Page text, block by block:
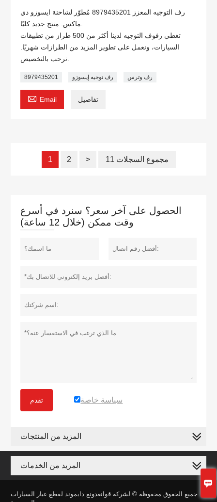

رف التوجيه المعزز 8979435201 مُطوّر لشاحنة ايسوزو دي
تغطي رفوف التوجيه لدينا أكثر من 500 طراز من تطبيقات
السيارات، ونعمل على تطوير المزيد من الطرازات شهريًا.
8979435201 رف توجيه إيسوزو رف وترس
 Email تفاصيل
1 2 > 11 مجموع السجلات
الحصول على آخر سعر؟ سنرد في أسرع
وقت ممكن (خلال 12 ساعة)
تقدم سياسة خاصة
المزيد من المنتجات
المزيد من الخدمات
جميع الحقوق محفوظة © لشركة قوانغدونغ دايموند لقطع غيار السيارات